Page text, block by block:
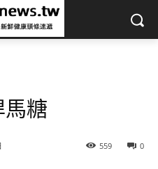
馬糖
0
559